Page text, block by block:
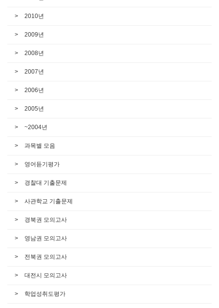
2010년
2009년
2008년
2007년
2006년
2005년
~2004년
과목별 모음
영어듣기평가
경찰대 기출문제
사관학교 기출문제
경북권 모의고사
영남권 모의고사
전북권 모의고사
대전시 모의고사
학업성취도평가